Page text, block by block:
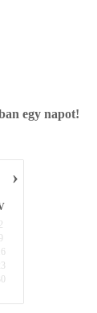
egy napot!
›
2
9
16